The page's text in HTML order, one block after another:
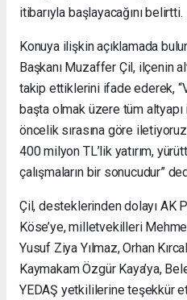
itibarıyla başlayacağını belirtti.
Konuya ilişkin açıklamada
Başkanı Muzaffer Çil, ilçenin
takip ettiklerini ifade ederek,
başta olmak üzere tüm
öncelik sırasına göre
400 milyon TL’lik yatırım,
çalışmaların bir sonucudur”
Çil, desteklerinden dolayı AK
Köse’ye, milletvekilleri
Yusuf Ziya Yılmaz, Orhan
Kaymakam Özgür Kaya’ya,
YEDAŞ yetkililerine teşekkür